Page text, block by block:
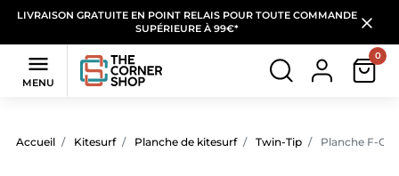
LIVRAISON GRATUITE EN POINT RELAIS POUR TOUTE COMMANDE
SUPÉRIEURE À 99€*

MENU
0
Accueil Kitesurf Planche de kitesurf Twin-Tip Planche F-